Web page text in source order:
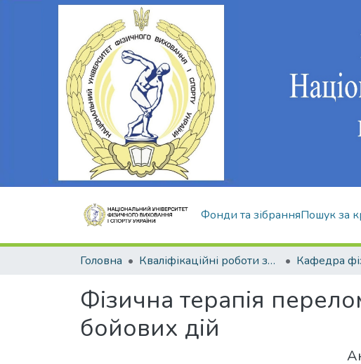
Фонди та зібранняПошук за
Головна Кваліфікаційні роботи здобувачів вищої освіти
Фізична терапія
бойових дій